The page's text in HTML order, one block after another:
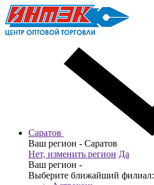
Саратов
Ваш регион - Саратов
Нет, изменить регион Да
Ваш регион -
Выберите ближайший филиал: